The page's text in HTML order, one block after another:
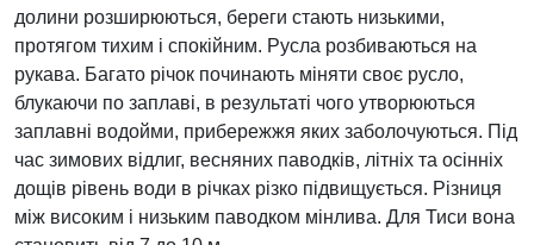
долини розширюються, береги стають низькими,
протягом тихим і спокійним. Русла розбиваються на
рукава. Багато річок починають міняти своє русло,
блукаючи по заплаві, в результаті чого утворюються
заплавні водойми, прибережжя яких заболочуються. Під
час зимових відлиг, весняних паводків, літніх та осінніх
дощів рівень води в річках різко підвищується. Різниця
між високим і низьким паводком мінлива. Для Тиси вона